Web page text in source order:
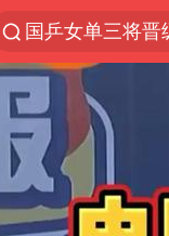
光影经济撬动暑
马克·艾伦退出
微信又有新功能
新疆优化调整
上四休三，但降